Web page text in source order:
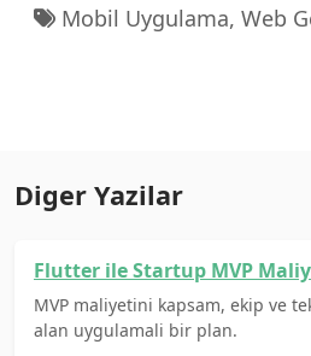
Mobil Uygulama, Web
Diger Yazilar
Flutter ile Startup MVP
MVP maliyetini kapsam, ekip ve
alan uygulamali bir plan.